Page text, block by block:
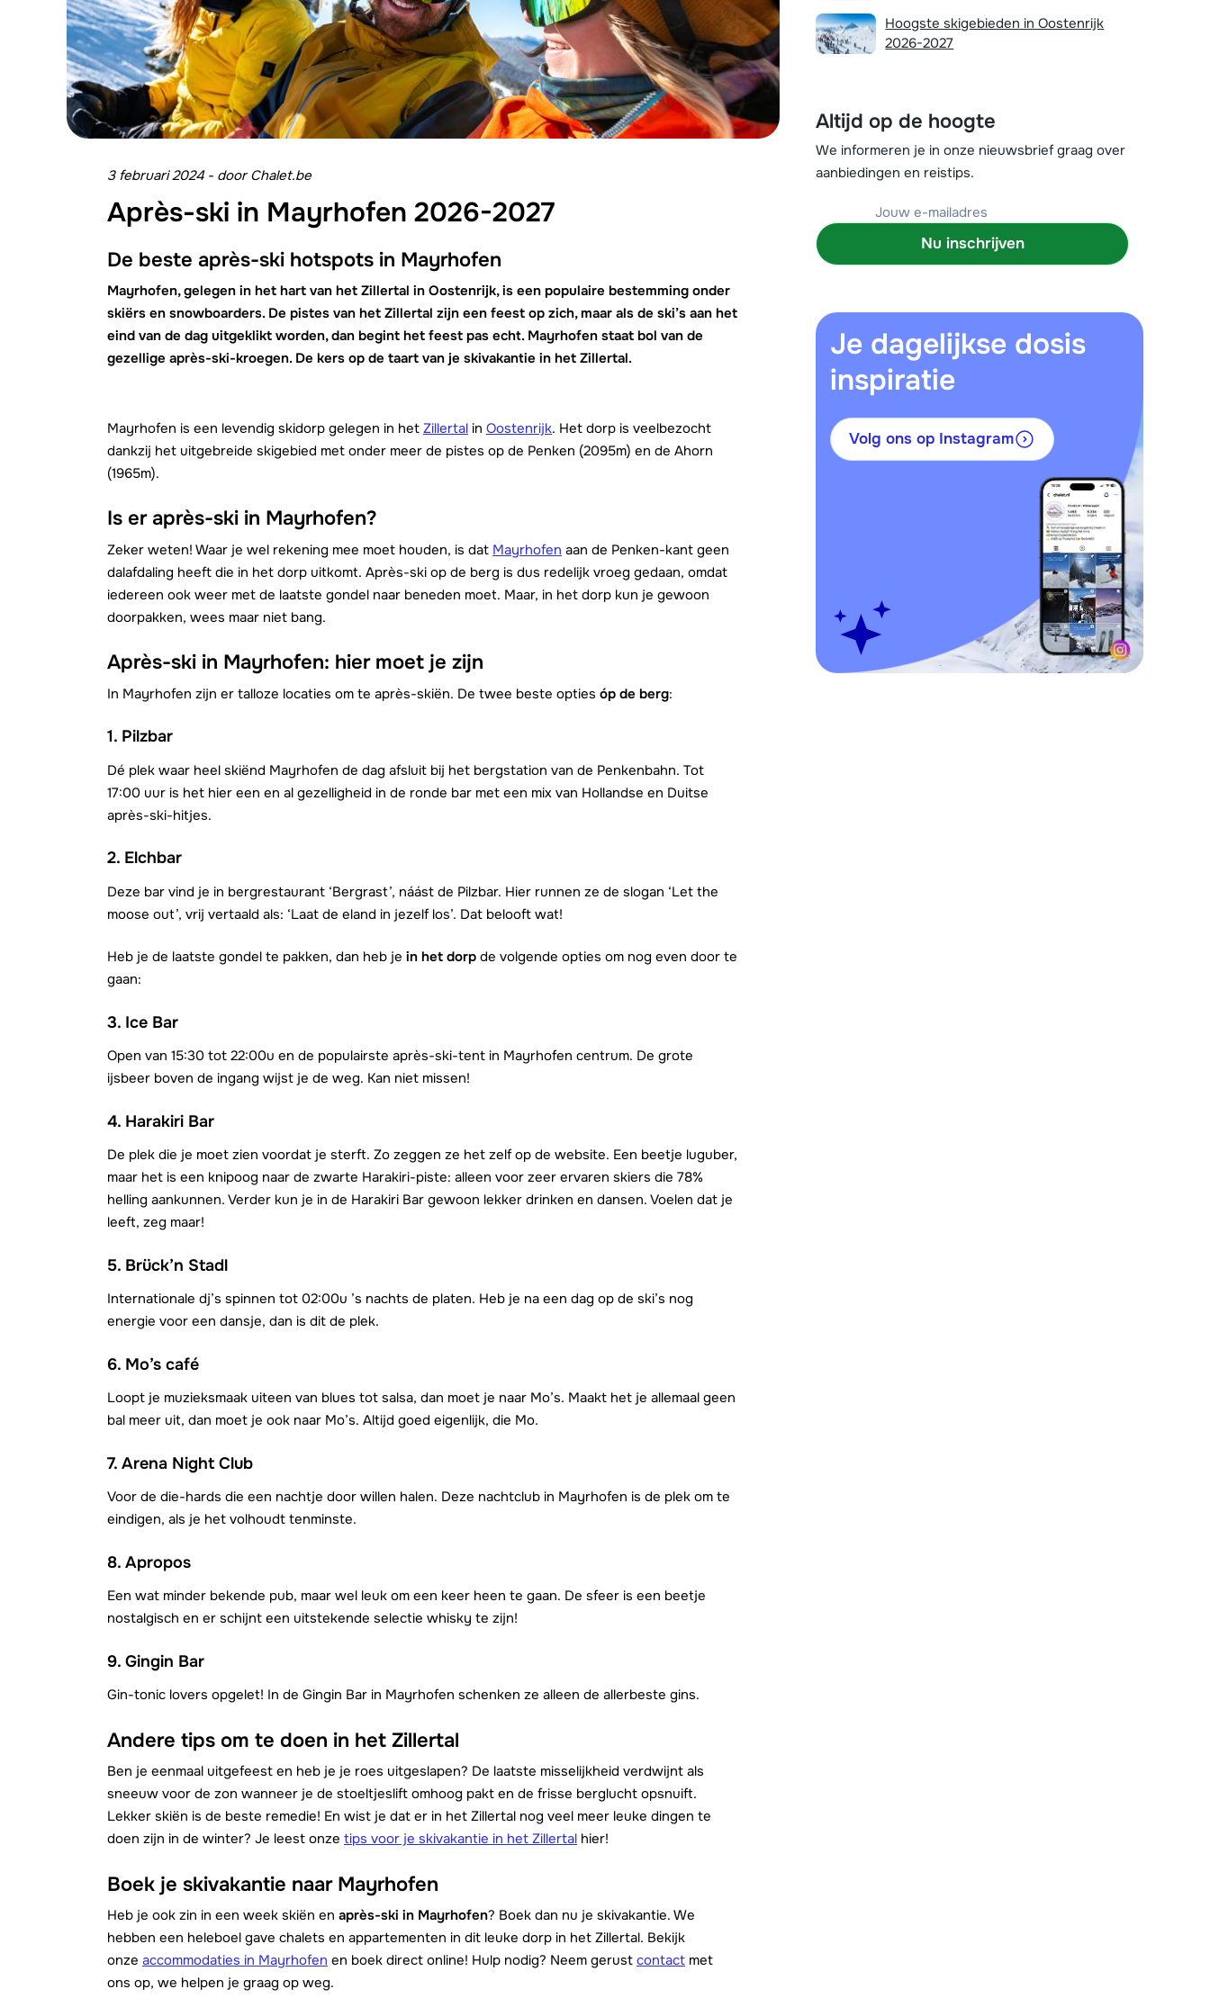
Plan een terugbelverzoek
We zijn er vandaag om 09:00 uur.
Bel ons via 03 3037838
3 februari 2024 - doorChalet.be
Après-ski in Mayrhofen 2026-2027
De beste après-ski hotspots in Mayrhofen
Mayrhofen, gelegen in het hart van het Zillertal in Oostenrijk, is een populaire bestemming onder
skiërs en snowboarders. De pistes van het Zillertal zijn een feest op zich, maar als de ski’s aan het
eind van de dag uitgeklikt worden, dan begint het feest pas echt. Mayrhofen staat bol van de
gezellige après-ski-kroegen. De kers op de taart van je skivakantie in het Zillertal.
Mayrhofen is een levendig skidorp gelegen in het Zillertal in Oostenrijk. Het dorp is veelbezocht
dankzij het uitgebreide skigebied met onder meer de pistes op de Penken (2095m) en de Ahorn
(1965m).
Is er après-ski in Mayrhofen?
Zeker weten! Waar je wel rekening mee moet houden, is dat Mayrhofen aan de Penken-kant geen
dalafdaling heeft die in het dorp uitkomt. Après-ski op de berg is dus redelijk vroeg gedaan, omdat
iedereen ook weer met de laatste gondel naar beneden moet. Maar, in het dorp kun je gewoon
doorpakken, wees maar niet bang.
Après-ski in Mayrhofen: hier moet je zijn
In Mayrhofen zijn er talloze locaties om te après-skiën. De twee beste opties óp de berg:
1. Pilzbar
Dé plek waar heel skiënd Mayrhofen de dag afsluit bij het bergstation van de Penkenbahn. Tot
17:00 uur is het hier een en al gezelligheid in de ronde bar met een mix van Hollandse en Duitse
après-ski-hitjes.
2. Elchbar
Deze bar vind je in bergrestaurant ‘Bergrast’, náást de Pilzbar. Hier runnen ze de slogan ‘Let the
moose out’, vrij vertaald als: ‘Laat de eland in jezelf los’. Dat belooft wat!
Heb je de laatste gondel te pakken, dan heb je in het dorp de volgende opties om nog even door te
gaan:
3. Ice Bar
Open van 15:30 tot 22:00u en de populairste après-ski-tent in Mayrhofen centrum. De grote
ijsbeer boven de ingang wijst je de weg. Kan niet missen!
4. Harakiri Bar
De plek die je moet zien voordat je sterft. Zo zeggen ze het zelf op de website. Een beetje luguber,
maar het is een knipoog naar de zwarte Harakiri-piste: alleen voor zeer ervaren skiers die 78%
helling aankunnen. Verder kun je in de Harakiri Bar gewoon lekker drinken en dansen. Voelen dat je
leeft, zeg maar!
5. Brück’n Stadl
Internationale dj’s spinnen tot 02:00u ’s nachts de platen. Heb je na een dag op de ski’s nog
energie voor een dansje, dan is dit de plek.
6. Mo’s café
Loopt je muzieksmaak uiteen van blues tot salsa, dan moet je naar Mo’s. Maakt het je allemaal geen
bal meer uit, dan moet je ook naar Mo’s. Altijd goed eigenlijk, die Mo.
7. Arena Night Club
Voor de die-hards die een nachtje door willen halen. Deze nachtclub in Mayrhofen is de plek om te
eindigen, als je het volhoudt tenminste.
8. Apropos
Een wat minder bekende pub, maar wel leuk om een keer heen te gaan. De sfeer is een beetje
nostalgisch en er schijnt een uitstekende selectie whisky te zijn!
9. Gingin Bar
Gin-tonic lovers opgelet! In de Gingin Bar in Mayrhofen schenken ze alleen de allerbeste gins.
Andere tips om te doen in het Zillertal
Ben je eenmaal uitgefeest en heb je je roes uitgeslapen? De laatste misselijkheid verdwijnt als
sneeuw voor de zon wanneer je de stoeltjeslift omhoog pakt en de frisse berglucht opsnuift.
Lekker skiën is de beste remedie! En wist je dat er in het Zillertal nog veel meer leuke dingen te
doen zijn in de winter? Je leest onze tips voor je skivakantie in het Zillertal hier!
Boek je skivakantie naar Mayrhofen
Heb je ook zin in een week skiën en après-ski in Mayrhofen? Boek dan nu je skivakantie. We
hebben een heleboel gave chalets en appartementen in dit leuke dorp in het Zillertal. Bekijk
onze accommodaties in Mayrhofen en boek direct online! Hulp nodig? Neem gerust contact met
ons op, we helpen je graag op weg.
Hoogste skigebieden in Oostenrijk
2026-2027
Altijd op de hoogte
We informeren je in onze nieuwsbrief graag over
aanbiedingen en reistips.
Nu inschrijven
Je dagelijkse dosis
inspiratie
Volg ons op Instagram